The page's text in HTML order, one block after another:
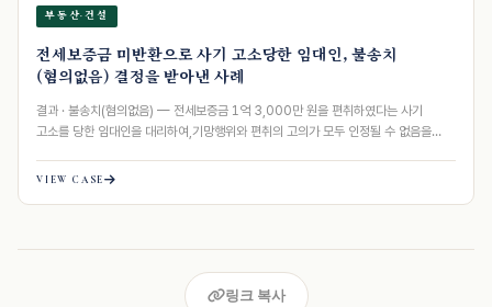
부동산·건설
전세보증금 미반환으로 사기 고소당한 임대인, 불송치
(혐의없음) 결정을 받아낸 사례
결과 · 불송치(혐의없음) — 전세보증금 1억 3,000만 원을 편취하였다는 사기
고소를 당한 임대인을 대리하여,기망행위와 편취의 고의가 모두 인정될 수 없음을
VIEW CASE
링크 복사